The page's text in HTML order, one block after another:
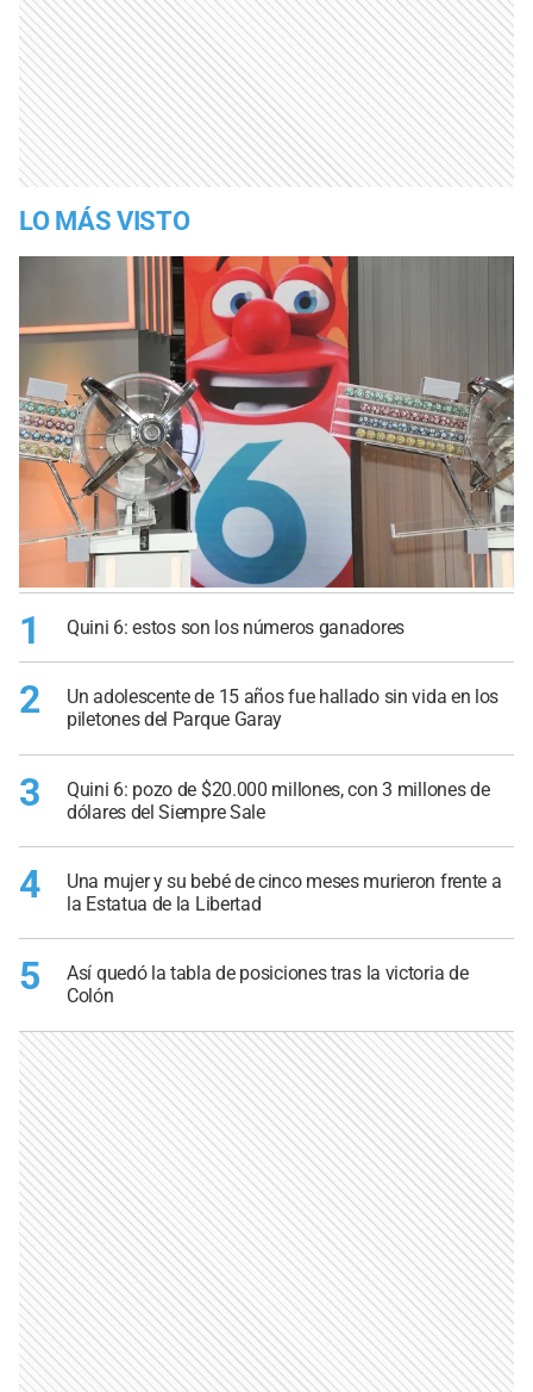
LO MÁS VISTO
1 Quini 6: estos son los números ganadores
2
Un adolescente de 15 años fue hallado sin vida en los
piletones del Parque Garay
3
Quini 6: pozo de $20.000 millones, con 3 millones de
dólares del Siempre Sale
4
Una mujer y su bebé de cinco meses murieron frente a
la Estatua de la Libertad
5
Así quedó la tabla de posiciones tras la victoria de
Colón